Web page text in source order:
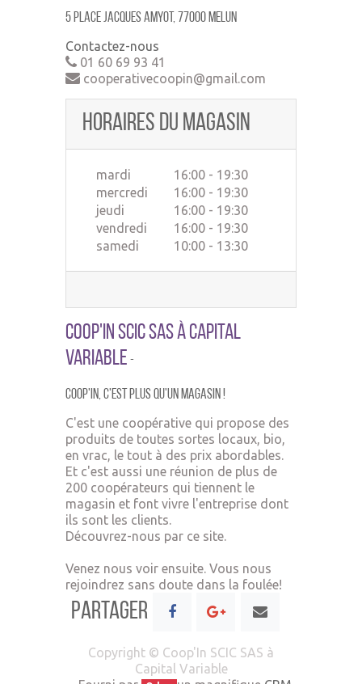
5 place jacques amyot, 77000 MELUN
Contactez-nous
01 60 69 93 41
cooperativecoopin@gmail.com
Horaires du magasin
mardi
16:00 - 19:30
mercredi
16:00 - 19:30
jeudi
16:00 - 19:30
vendredi
16:00 - 19:30
samedi
10:00 - 13:30
Coop'In SCIC SAS à Capital
Variable -
Coop'In,c'est plus qu'un magasin !
C'est une coopérative qui propose des
produits de toutes sortes locaux, bio,
en vrac, le tout à des prix abordables.
Et c'est aussi une réunion de plus de
200 coopérateurs qui tiennent le
magasin et font vivre l'entreprise dont
ils sont les clients.
Découvrez-nous par ce site.
Venez nous voir ensuite. Vous nous
rejoindrez sans doute dans la foulée!
Partager
Copyright © Coop'In SCIC SAS à
Capital Variable